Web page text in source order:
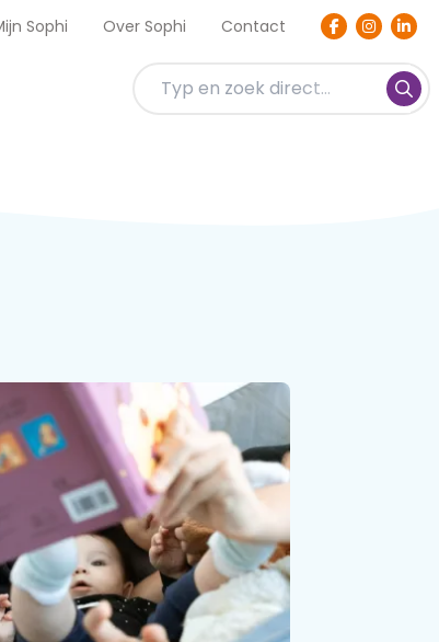
Sophi Over Sophi Contact